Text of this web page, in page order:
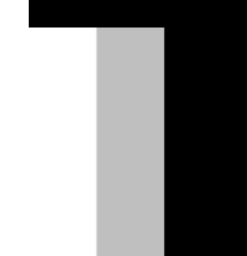
μέρες.